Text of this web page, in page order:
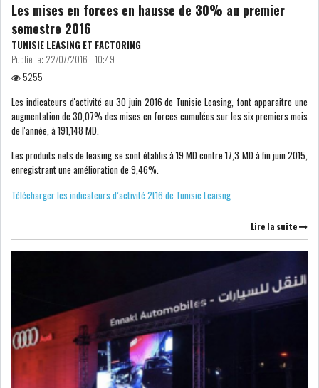
SLAH ZOUARI NOMMÉ
NOUVELLE CHEFFE DU...
MICHKET SLAMA KHALDI
REMPLACE SIHEM BOUG...
RSS
MAGHREB
Les mises en forces en hausse de 30% au premier
semestre 2016
TUNISIE LEASING ET FACTORING
Publié le: 22/07/2016 - 10:49
5255
Les indicateurs d'activité au 30 juin 2016 de Tunisie Leasing, font apparaitre une
augmentation de 30,07% des mises en forces cumulées sur les six premiers mois
de l'année, à 191,148 MD.
Les produits nets de leasing se sont établis à 19 MD contre 17,3 MD à fin juin 2015,
enregistrant une amélioration de 9,46%.
Télécharger les indicateurs d’activité 2t16 de Tunisie Leaisng
Lire la suite